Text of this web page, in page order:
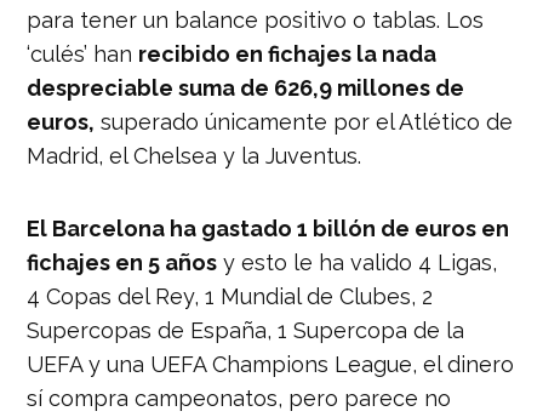
para tener un balance positivo o tablas. Los
‘culés’ han recibido en fichajes la nada
despreciable suma de 626,9 millones de
euros, superado únicamente por el Atlético de
Madrid, el Chelsea y la Juventus.
El Barcelona ha gastado 1 billón de euros en
fichajes en 5 años y esto le ha valido 4 Ligas,
4 Copas del Rey, 1 Mundial de Clubes, 2
Supercopas de España, 1 Supercopa de la
UEFA y una UEFA Champions League, el dinero
sí compra campeonatos, pero parece no